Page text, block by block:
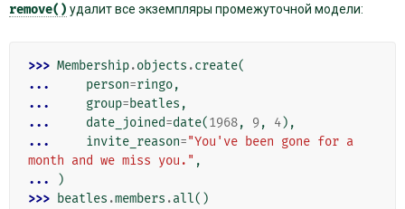
remove() удалит все экземпляры промежуточной модели:
>>> Membership.objects .create(
...
person=ringo,
...
group=beatles ,
...
date_joined=date(1968, 9, 4),
...
invite_reason="You've been gone for a
month and we miss you." ,
...
)
>>> beatles .members .all()